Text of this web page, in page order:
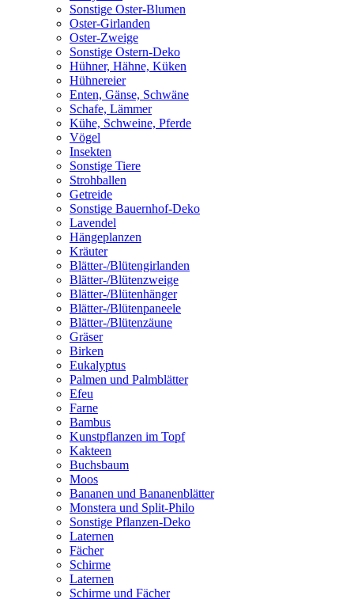
Sonstige Oster-Blumen
Oster-Girlanden
Oster-Zweige
Sonstige Ostern-Deko
Hühner, Hähne, Küken
Hühnereier
Enten, Gänse, Schwäne
Schafe, Lämmer
Kühe, Schweine, Pferde
Vögel
Insekten
Sonstige Tiere
Strohballen
Getreide
Sonstige Bauernhof-Deko
Lavendel
Hängeplanzen
Kräuter
Blätter-/Blütengirlanden
Blätter-/Blütenzweige
Blätter-/Blütenhänger
Blätter-/Blütenpaneele
Blätter-/Blütenzäune
Gräser
Birken
Eukalyptus
Palmen und Palmblätter
Efeu
Farne
Bambus
Kunstpflanzen im Topf
Kakteen
Buchsbaum
Moos
Bananen und Bananenblätter
Monstera und Split-Philo
Sonstige Pflanzen-Deko
Laternen
Fächer
Schirme
Laternen
Schirme und Fächer